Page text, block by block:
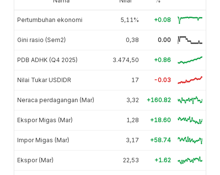
Pertumbuhan ekonomi 5,11% +0.08
Gini rasio (Sem2) 0,38 0.00
PDB ADHK (Q4 2025) 3.474,50 +0.86
Nilai Tukar USDIDR 17 -0.03
Neraca perdagangan (Mar) 3,32 +160.82
Ekspor Migas (Mar) 1,28 +18.60
Impor Migas (Mar) 3,17 +58.74
Ekspor (Mar) 22,53 +1.62